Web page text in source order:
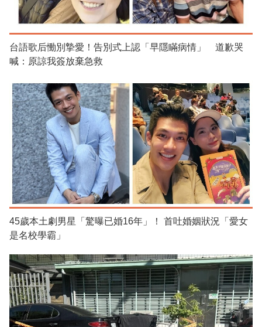
台語歌后慟別摯愛！告別式上認「早隱瞞病情」 道歉哭
喊：原諒我簽放棄急救
45歲本土劇男星「驚曝已婚16年」！ 首吐婚姻狀況「愛女
是名校學霸」